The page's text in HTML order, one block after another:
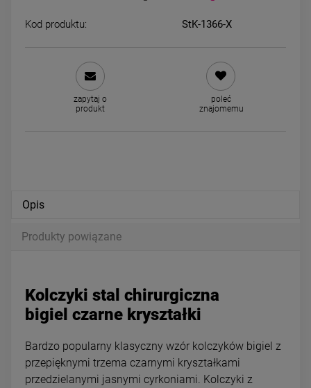
STAL CHIRURGICZNA
dla dziewczynek biedronka
czerwona
34,00 zł
Kolczyki STAL
czarne kryształki pięć
39,00 zł
Kod produktu: StK-1366-X
zapytaj o
produkt
poleć
znajomemu
Opis
Produkty powiązane
Kolczyki stal chirurgiczna
bigiel czarne kryształki
Bardzo popularny klasyczny wzór kolczyków bigiel z
przepięknymi trzema czarnymi kryształkami
przedzielanymi jasnymi cyrkoniami. Kolczyki z